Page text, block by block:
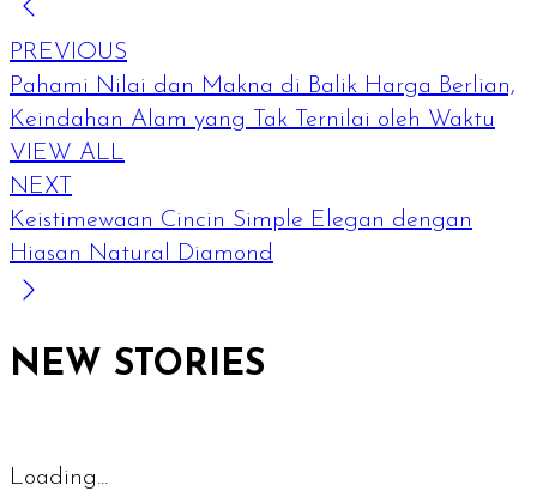
PREVIOUS
Pahami Nilai dan Makna di Balik Harga Berlian,
Keindahan Alam yang Tak Ternilai oleh Waktu
VIEW ALL
NEXT
Keistimewaan Cincin Simple Elegan dengan
Hiasan Natural Diamond
NEW STORIES
Loading...